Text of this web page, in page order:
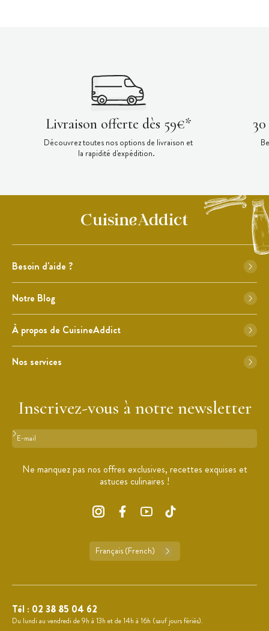
Livraison offerte dès 59€*
Découvrez toutes nos options de livraison et
la rapidité d'expédition.
Besoin d'aide ?
Notre Blog
À propos de CuisineAddict
Nos services
Inscrivez-vous à notre newsletter
Format : adresse@email.com
Ne manquez pas nos offres exclusives, recettes exquises et
astuces culinaires !
Français (French)
Tél : 02 38 85 04 62
Du lundi au vendredi de 9h à 13h et de 14h à 16h (sauf jours fériés).